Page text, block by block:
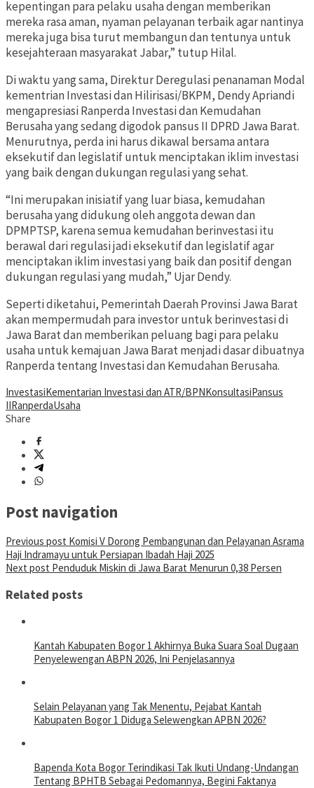
kepentingan para pelaku usaha dengan memberikan
mereka rasa aman, nyaman pelayanan terbaik agar nantinya
mereka juga bisa turut membangun dan tentunya untuk
kesejahteraan masyarakat Jabar,” tutup Hilal.
Di waktu yang sama, Direktur Deregulasi penanaman Modal
kementrian Investasi dan Hilirisasi/BKPM, Dendy Apriandi
mengapresiasi Ranperda Investasi dan Kemudahan
Berusaha yang sedang digodok pansus II DPRD Jawa Barat.
Menurutnya, perda ini harus dikawal bersama antara
eksekutif dan legislatif untuk menciptakan iklim investasi
yang baik dengan dukungan regulasi yang sehat.
“Ini merupakan inisiatif yang luar biasa, kemudahan
berusaha yang didukung oleh anggota dewan dan
DPMPTSP, karena semua kemudahan berinvestasi itu
berawal dari regulasi jadi eksekutif dan legislatif agar
menciptakan iklim investasi yang baik dan positif dengan
dukungan regulasi yang mudah,” Ujar Dendy.
Seperti diketahui, Pemerintah Daerah Provinsi Jawa Barat
akan mempermudah para investor untuk berinvestasi di
Jawa Barat dan memberikan peluang bagi para pelaku
usaha untuk kemajuan Jawa Barat menjadi dasar dibuatnya
Ranperda tentang Investasi dan Kemudahan Berusaha.
InvestasiKementarian Investasi dan ATR/BPNKonsultasiPansus
IIRanperdaUsaha
Share
Post navigation
Previous post Komisi V Dorong Pembangunan dan Pelayanan Asrama
Haji Indramayu untuk Persiapan Ibadah Haji 2025
Next post Penduduk Miskin di Jawa Barat Menurun 0,38 Persen
Related posts
Kantah Kabupaten Bogor 1 Akhirnya Buka Suara Soal Dugaan
Penyelewengan ABPN 2026, Ini Penjelasannya
Selain Pelayanan yang Tak Menentu, Pejabat Kantah
Kabupaten Bogor 1 Diduga Selewengkan APBN 2026?
Bapenda Kota Bogor Terindikasi Tak Ikuti Undang-Undangan
Tentang BPHTB Sebagai Pedomannya, Begini Faktanya